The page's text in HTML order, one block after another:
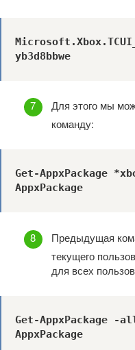
yb3d8bbwe
Для этого мы
команду:
Get-AppxPackage
AppxPackage
Предыдущая
текущего
для всех
Get-AppxPackage -
AppxPackage